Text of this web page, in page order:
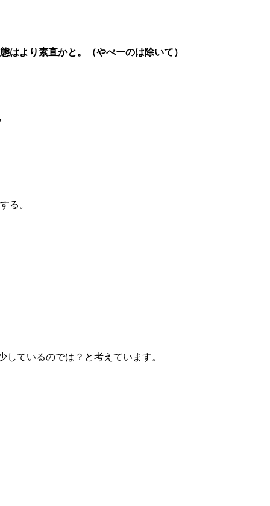
より素直かと。（やべーのは除いて）
る。
ているのでは？と考えています。